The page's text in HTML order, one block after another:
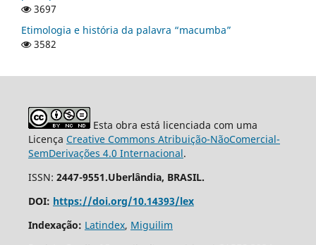
3697
Etimologia e história da palavra “macumba”
3582
Esta obra está licenciada com uma
Licença Creative Commons Atribuição-NãoComercial-
SemDerivações 4.0 Internacional.
ISSN: 2447-9551.Uberlândia, BRASIL.
DOI: https://doi.org/10.14393/lex
Indexação: Latindex, Miguilim